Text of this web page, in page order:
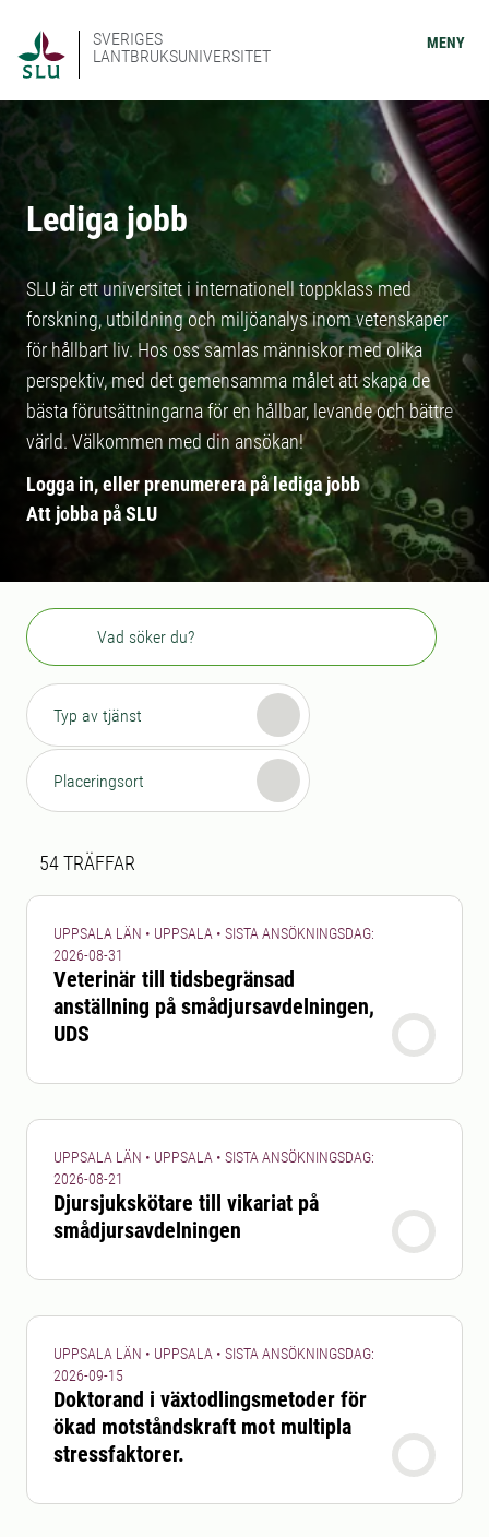
SVERIGES
LANTBRUKSUNIVERSITET
MENY
Lediga jobb
SLU är ett universitet i internationell toppklass med
forskning, utbildning och miljöanalys inom vetenskaper
för hållbart liv. Hos oss samlas människor med olika
perspektiv, med det gemensamma målet att skapa de
bästa förutsättningarna för en hållbar, levande och bättre
värld. Välkommen med din ansökan!
Logga in, eller prenumerera på lediga jobb
Att jobba på SLU
Sök
Typ av tjänst
Placeringsort
Sökresultat
54TRÄFFAR
UPPSALA LÄN • UPPSALA • SISTA ANSÖKNINGSDAG:
2026-08-31
Veterinär till tidsbegränsad
anställning på smådjursavdelningen,
UDS
UPPSALA LÄN • UPPSALA • SISTA ANSÖKNINGSDAG:
2026-08-21
Djursjukskötare till vikariat på
smådjursavdelningen
UPPSALA LÄN • UPPSALA • SISTA ANSÖKNINGSDAG:
2026-09-15
Doktorand i växtodlingsmetoder för
ökad motståndskraft mot multipla
stressfaktorer.